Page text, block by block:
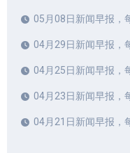
05月08日新闻早报，
04月29日新闻早报，
04月25日新闻早报，
04月23日新闻早报，
04月21日新闻早报，